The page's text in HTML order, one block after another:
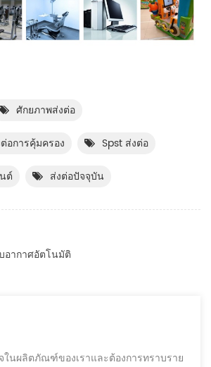
ศักยภาพส่งต่อ
อการคุ้มครอง Spst ส่งต่อ
ต์ ส่งต่อปัจจุบัน
อากาศอัตโนมัติ
นผลิตภัณฑ์ของเราและต้องการทราบราย